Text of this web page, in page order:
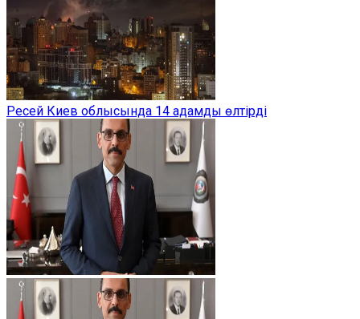
Ресей Киев облысында 14 адамды өлтірді